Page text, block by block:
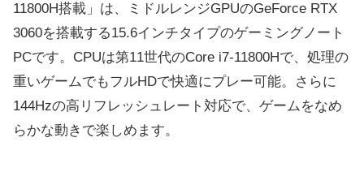
11800H搭載」は、ミドルレンジGPUのGeForce RTX
3060を搭載する15.6インチタイプのゲーミングノート
PCです。CPUは第11世代のCore i7-11800Hで、処理の
重いゲームでもフルHDで快適にプレー可能。さらに
144Hzの高リフレッシュレート対応で、ゲームをなめ
らかな動きで楽しめます。